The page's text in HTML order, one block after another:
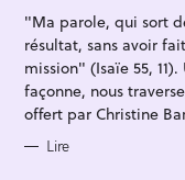
E
"Ma parole, qui sort
résultat, sans avoir
mission" (Isaïe 55,
façonne, nous
offert par Christine
Lire